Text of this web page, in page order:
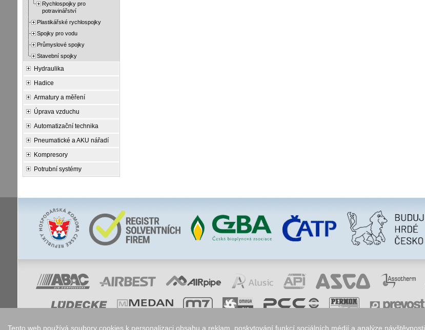
Tento web používá soubory cookies k personalizaci obsahu a reklam, poskytování funkcí sociálních médií a analýze návštěvnosti.
Rychlospojky pro
potravinářství
Plastikářské rychlospojky
Spojky pro vodu
Průmyslové spojky
Stavební spojky
Hydraulika
Hadice
Armatury a měření
Úprava vzduchu
Automatizační technika
Pneumatické a AKU nářadí
Kompresory
Potrubní systémy